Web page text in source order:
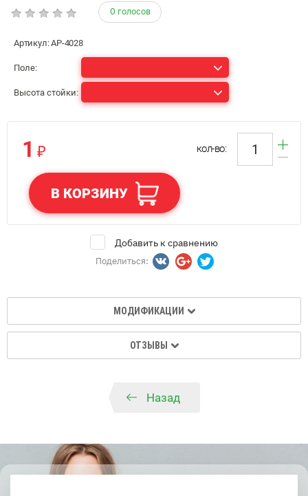
0 голосов
Артикул:АР-4028
Поле:
Высота стойки:
1 ₽ кол-во:
В КОРЗИНУ
Добавить к сравнению
Поделиться:
МОДИФИКАЦИИ
ОТЗЫВЫ
Назад